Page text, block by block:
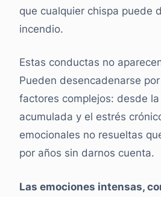
que cualquier chispa puede
incendio.
Estas conductas no
Pueden desencadenarse
factores complejos: desde
acumulada y el estrés
emocionales no resueltas
por años sin darnos cuenta.
Las emociones intensas,